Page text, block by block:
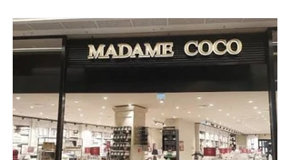
վնասելու,
ինքնավարությունը
սահմանափակելու, և
եկեղեցին իրենց կամքին
հպատակեցնելու
համար․ Վեհափառ
Հայրապետ